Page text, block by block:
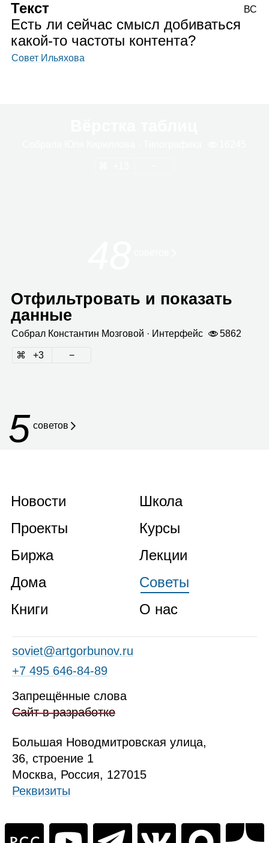
Текст
Есть ли сейчас смысл добиваться
какой‑то частоты контента?
Совет Ильяхова
ВС
Отфильтровать и показать
данные
Собрал Кон­стан­тин Моз­го­вой · Интер­фейс 5862
3
5 советов
Новости
Проекты
Биржа
Дома
Книги
Школа
Курсы
Лекции
Советы
О нас
soviet@artgorbunov.ru
+7 495 646‑84‑89
Запрещённые слова
Сайт в разработке
Большая Новодмитровская улица,
36, строение 1
Москва, Россия, 127015
Реквизиты